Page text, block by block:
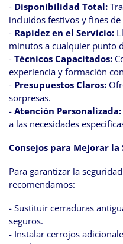
- Disponibilidad Total:
incluidos festivos y fines de
- Rapidez en el Servicio:
minutos a cualquier punto
- Técnicos Capacitados:
experiencia y formación
- Presupuestos Claros:
sorpresas.
- Atención Personalizada:
a las necesidades
Consejos para Mejorar
Para garantizar la
recomendamos:
- Sustituir cerraduras
seguros.
- Instalar cerrojos